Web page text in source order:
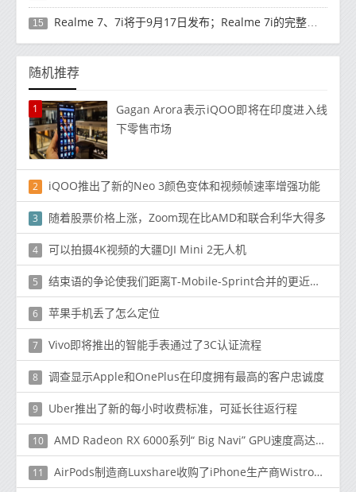
15 Realme 7、7i将于9月17日发布；Realme 7i的完整规格并导致泄漏
随机推荐
1
Gagan Arora表示iQOO即将在印度进入线
下零售市场
2 iQOO推出了新的Neo 3颜色变体和视频帧速率增强功能
3 随着股票价格上涨，Zoom现在比AMD和联合利华大得多
4 可以拍摄4K视频的大疆DJI Mini 2无人机
5 结束语的争论使我们距离T-Mobile-Sprint合并的更近了一步
6 苹果手机丢了怎么定位
7 Vivo即将推出的智能手表通过了3C认证流程
8 调查显示Apple和OnePlus在印度拥有最高的客户忠诚度
9 Uber推出了新的每小时收费标准，可延长往返行程
10 AMD Radeon RX 6000系列“ Big Navi” GPU速度高达2.4和2.2 GHz
11 AirPods制造商Luxshare收购了iPhone生产商Wistron的两家子公司